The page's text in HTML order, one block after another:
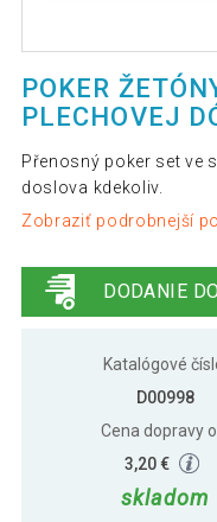
POKER
PLECHOVEJ
Přenosný poker set ve
doslova kdekoliv.
Zobraziť podrobnejší
DODANIE
Katalógové
D00998
Cena dopravy
3,20 €
skladom